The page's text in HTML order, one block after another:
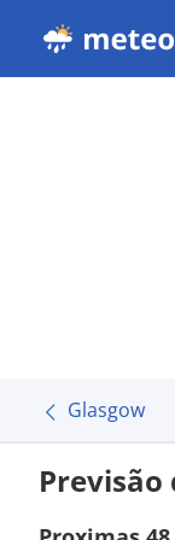
Glasgow
Previsão